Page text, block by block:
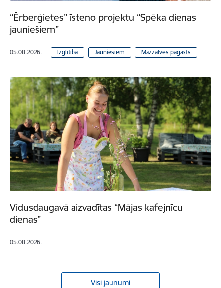
“Ērberģietes” īsteno projektu “Spēka dienas
jauniešiem”
05.08.2026. Izglītība Jauniešiem Mazzalves pagasts
Vidusdaugavā aizvadītas “Mājas kafejnīcu
dienas”
05.08.2026.
Visi jaunumi